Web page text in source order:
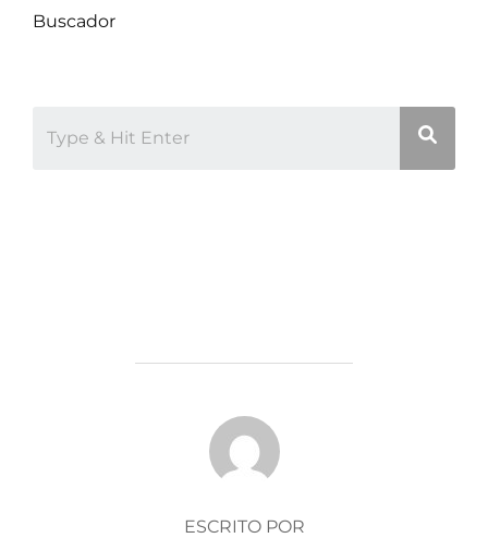
Buscador
AUTOR DE LA ENTRADA
ESCRITO POR